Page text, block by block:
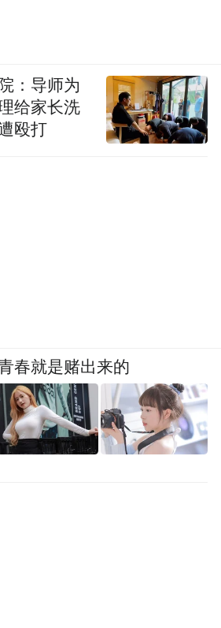
：导师为
给家长洗
殴打
春就是赌出来的